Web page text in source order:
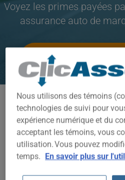
Voyez les primes payées
assurance auto de
ASSURANCE
M5
Année
2007
Nous utilisons des témoins
technologies de suivi pour
expérience numérique et du
acceptant les témoins, vous
utilisation. Vous pouvez
temps. En savoir plus sur